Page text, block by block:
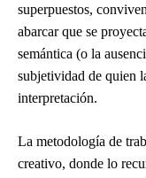
superpuestos,
abarcar que se
semántica (o la
subjetividad de quien
interpretación.
La metodología de
creativo, donde lo